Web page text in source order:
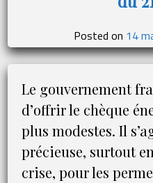
Posted on 14
Le gouvernement
d’offrir le chèque
plus modestes. Il
précieuse, surtout
crise, pour les